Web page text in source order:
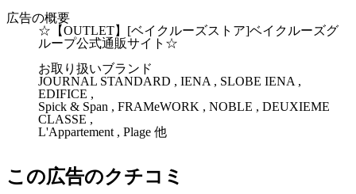
広告の概要
☆【OUTLET】[ベイクルーズストア]ベイクルーズグ
ループ公式通販サイト☆
お取り扱いブランド
JOURNAL STANDARD , IENA , SLOBE IENA ,
EDIFICE ,
Spick & Span , FRAMeWORK , NOBLE , DEUXIEME
CLASSE ,
L'Appartement , Plage 他
この広告のクチコミ